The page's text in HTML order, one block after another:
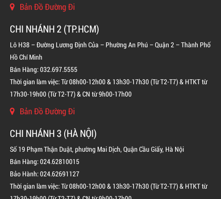
Bản Đồ Đường Đi
CHI NHÁNH 2 (TP.HCM)
Lô H38 – Đường Lương Định Của – Phường An Phú – Quận 2 – Thành Phố
Hồ Chí Minh
Bán Hàng: 032.697.5555
Thời gian làm việc: Từ 08h00-12h00 & 13h30-17h30 (Từ T2-T7) & HTKT từ
17h30-19h00 (Từ T2-T7) & CN từ 9h00-17h00
Bản Đồ Đường Đi
CHI NHÁNH 3 (HÀ NỘI)
Số 19 Phạm Thận Duật, phường Mai Dịch, Quận Cầu Giấy, Hà Nội
Bán Hàng: 024.62810015
Bảo Hành: 024.62691127
Thời gian làm việc: Từ 08h00-12h00 & 13h30-17h30 (Từ T2-T7) & HTKT từ